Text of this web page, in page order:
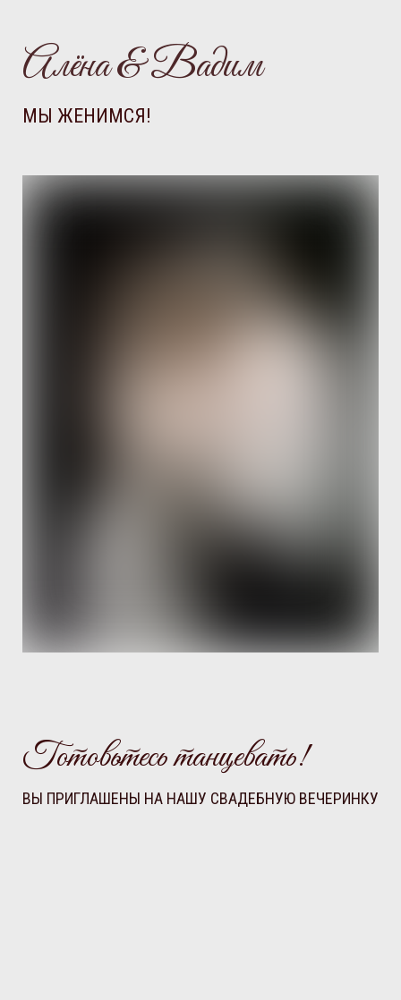
Алёна & Вадим
МЫ ЖЕНИМСЯ!
Готовьтесь танцевать!
ВЫ ПРИГЛАШЕНЫ НА НАШУ СВАДЕБНУЮ ВЕЧЕРИНКУ